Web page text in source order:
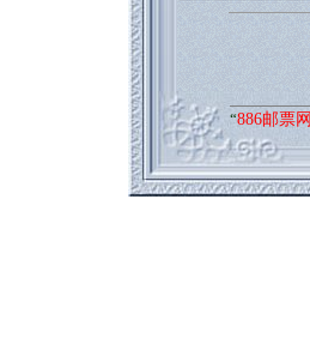
“886邮票网